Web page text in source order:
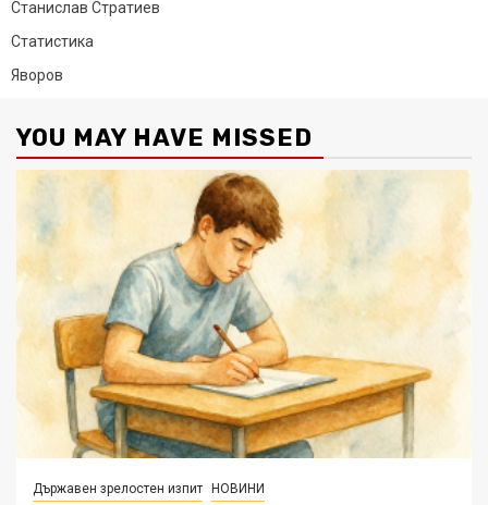
Станислав Стратиев
Статистика
Яворов
YOU MAY HAVE MISSED
Държавен зрелостен изпит НОВИНИ